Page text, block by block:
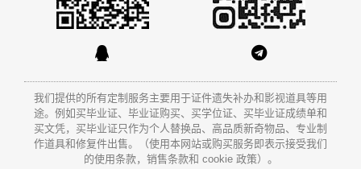
我们提供的所有定制服务主要用于证件遗失补办和影视道具等用
途。例如买毕业证、毕业证购买、买学位证、买毕业证成绩单和
买文凭，买毕业证只作为个人替换品、高品质新奇物品、专业制
作道具和修复件出售。（使用本网站或购买服务即表示接受我们
的使用条款，销售条款和 cookie 政策）。